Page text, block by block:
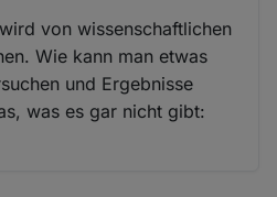
von wissenschaftlichen
Wie kann man etwas
und Ergebnisse
was es gar nicht gibt: